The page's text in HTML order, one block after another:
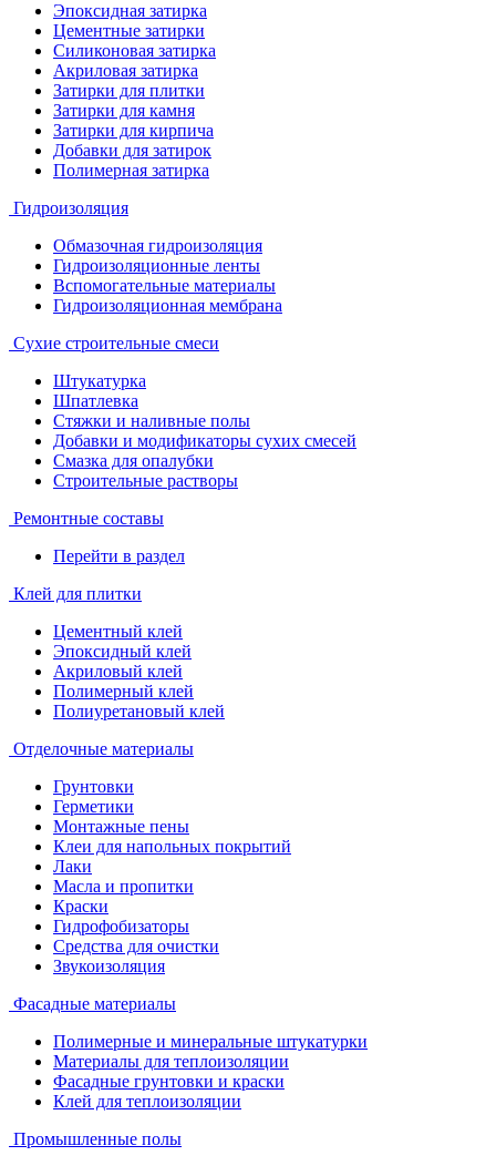
Эпоксидная затирка
Цементные затирки
Силиконовая затирка
Акриловая затирка
Затирки для плитки
Затирки для камня
Затирки для кирпича
Добавки для затирок
Полимерная затирка
Гидроизоляция
Обмазочная гидроизоляция
Гидроизоляционные ленты
Вспомогательные материалы
Гидроизоляционная мембрана
Сухие строительные смеси
Штукатурка
Шпатлевка
Стяжки и наливные полы
Добавки и модификаторы сухих смесей
Смазка для опалубки
Строительные растворы
Ремонтные составы
Перейти в раздел
Клей для плитки
Цементный клей
Эпоксидный клей
Акриловый клей
Полимерный клей
Полиуретановый клей
Отделочные материалы
Грунтовки
Герметики
Монтажные пены
Клеи для напольных покрытий
Лаки
Масла и пропитки
Краски
Гидрофобизаторы
Средства для очистки
Звукоизоляция
Фасадные материалы
Полимерные и минеральные штукатурки
Материалы для теплоизоляции
Фасадные грунтовки и краски
Клей для теплоизоляции
Промышленные полы